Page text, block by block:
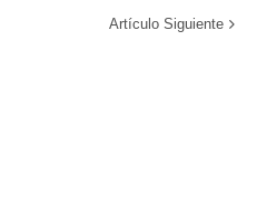
Artículo Siguiente